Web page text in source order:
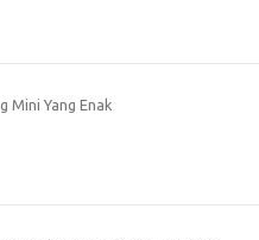
Mini Yang Enak